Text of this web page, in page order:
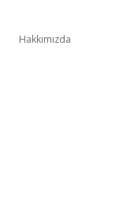
Hakkımızda